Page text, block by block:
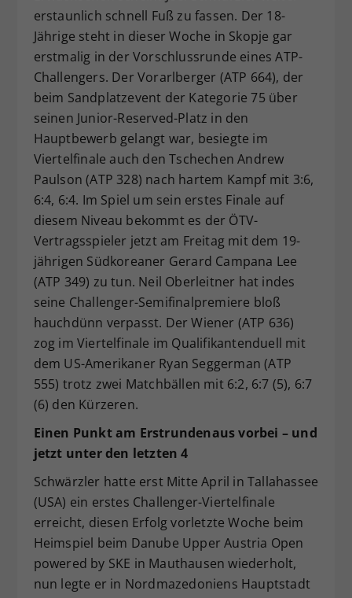
erstaunlich schnell Fuß zu fassen. Der 18-
Jährige steht in dieser Woche in Skopje gar
erstmalig in der Vorschlussrunde eines ATP-
Challengers. Der Vorarlberger (ATP 664), der
beim Sandplatzevent der Kategorie 75 über
seinen Junior-Reserved-Platz in den
Hauptbewerb gelangt war, besiegte im
Viertelfinale auch den Tschechen Andrew
Paulson (ATP 328) nach hartem Kampf mit 3:6,
6:4, 6:4. Im Spiel um sein erstes Finale auf
diesem Niveau bekommt es der ÖTV-
Vertragsspieler jetzt am Freitag mit dem 19-
jährigen Südkoreaner Gerard Campana Lee
(ATP 349) zu tun. Neil Oberleitner hat indes
seine Challenger-Semifinalpremiere bloß
hauchdünn verpasst. Der Wiener (ATP 636)
zog im Viertelfinale im Qualifikantenduell mit
dem US-Amerikaner Ryan Seggerman (ATP
555) trotz zwei Matchbällen mit 6:2, 6:7 (5), 6:7
(6) den Kürzeren.
Einen Punkt am Erstrundenaus vorbei – und
jetzt unter den letzten 4
Schwärzler hatte erst Mitte April in Tallahassee
(USA) ein erstes Challenger-Viertelfinale
erreicht, diesen Erfolg vorletzte Woche beim
Heimspiel beim Danube Upper Austria Open
powered by SKE in Mauthausen wiederholt,
nun legte er in Nordmazedoniens Hauptstadt
Zweck
Dieser Wert speichert Ihre Consent-
Einstellungen. Unter anderem eine
zufällig generierte ID, für die
historische Speicherung Ihrer
vorgenommen Einstellungen, falls der
Webseiten-Betreiber dies eingestellt
hat.